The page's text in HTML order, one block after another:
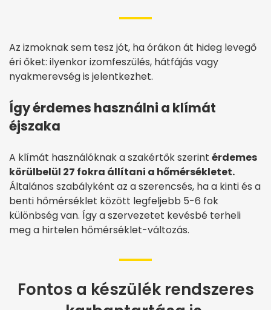
Az izmoknak sem tesz jót, ha órákon át hideg levegő
éri őket: ilyenkor izomfeszülés, hátfájás vagy
nyakmerevség is jelentkezhet.
Így érdemes használni a klímát
éjszaka
A klímát használóknak a szakértők szerint érdemes
körülbelül 27 fokra állítani a hőmérsékletet.
Általános szabályként az a szerencsés, ha a kinti és a
benti hőmérséklet között legfeljebb 5-6 fok
különbség van. Így a szervezetet kevésbé terheli
meg a hirtelen hőmérséklet-változás.
Fontos a készülék rendszeres